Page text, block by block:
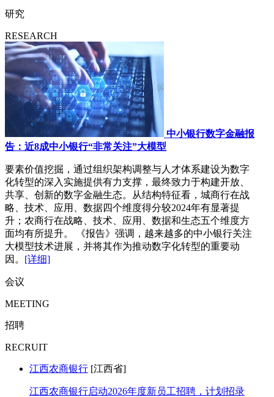
研究
RESEARCH
中小银行数字金融报
告：近8成中小银行“非常关注”大模型
要素价值挖掘，通过组织架构调整与人才体系建设为数字
化转型的深入实施提供有力支撑，最终致力于构建开放、
共享、创新的数字金融生态。从结构特征看，城商行在战
略、技术、应用、数据四个维度得分较2024年有显著提
升；农商行在战略、技术、应用、数据和生态五个维度方
面均有所提升。 《报告》强调，越来越多的中小银行关注
大模型技术进展，并将其作为推动数字化转型的重要动
因。 [详细]
会议
MEETING
招聘
RECRUIT
江西农商银行 [江西省]
江西农商银行启动2026年度新员工招聘，计划招录